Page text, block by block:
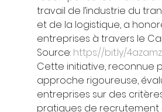
travail de l’industrie du
et de la logistique, a
entreprises à travers le
Source: https://bit.ly/
Cette initiative, reconnue
approche rigoureuse,
entreprises sur des
pratiques de recrutement